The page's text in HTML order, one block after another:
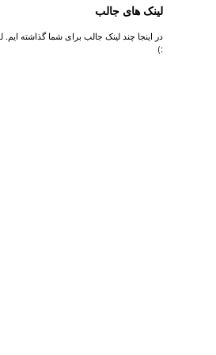
لینک های جالب
در اینجا چند لینک جالب برای شما گذاشته ایم.
:)